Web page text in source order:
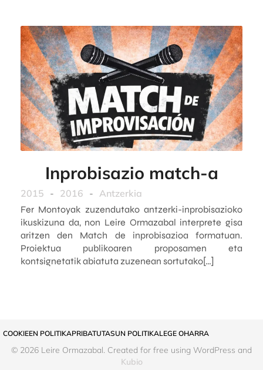
Inprobisazio match-a
2015 - 2016 - Antzerkia
Fer Montoyak zuzendutako antzerki-inprobisazioko
ikuskizuna da, non Leire Ormazabal interprete gisa
aritzen den Match de inprobisazioa formatuan.
Proiektua publikoaren proposamen eta
kontsignetatik abiatuta zuzenean sortutako[…]
COOKIEEN POLITIKAPRIBATUTASUN POLITIKALEGE OHARRA
© 2026 Leire Ormazabal. Created for free using WordPress and
Kubio